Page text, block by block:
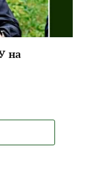
на